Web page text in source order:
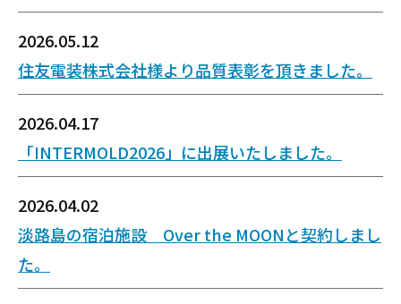
2026.05.12
住友電装株式会社様より品質表彰を頂きました。
2026.04.17
「INTERMOLD2026」に出展いたしました。
2026.04.02
淡路島の宿泊施設 Over the MOONと契約しまし
た。